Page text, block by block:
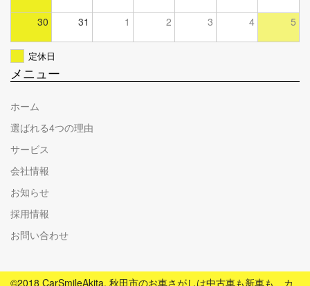
30 31 1 2 3 4 5
定休日
メニュー
ホーム
選ばれる4つの理由
サービス
会社情報
お知らせ
採用情報
お問い合わせ
©2018 CarSmileAkita. 秋田市のお車さがしは中古車も新車も、カ